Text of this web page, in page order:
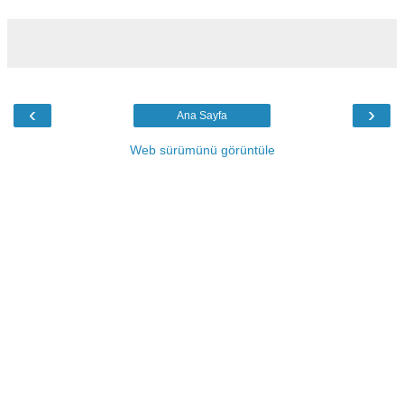
‹ ›
Ana Sayfa
Web sürümünü görüntüle